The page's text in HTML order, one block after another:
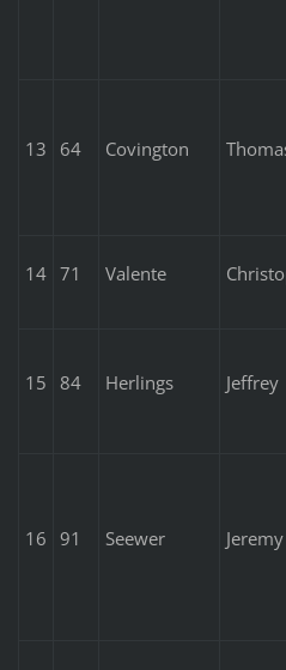
13 64 Covington
14 71 Valente
15 84 Herlings Jeffrey
16 91 Seewer Jeremy